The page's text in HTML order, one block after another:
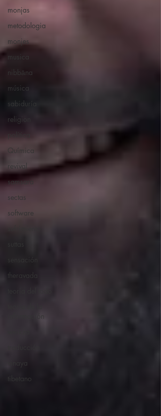
monjas
metodologia
monjes
musica
nibbāna
música
sabiduría
religion
Química
revival
samsara
sectas
software
theravada
vinaya
tibetano